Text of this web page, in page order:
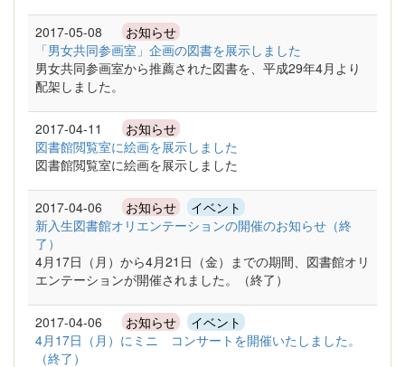
2017-05-08 お知らせ
「男女共同参画室」企画の図書を展示しました
男女共同参画室から推薦された図書を、平成29年4月より
配架しました。
2017-04-11 お知らせ
図書館閲覧室に絵画を展示しました
図書館閲覧室に絵画を展示しました
2017-04-06 お知らせ イベント
新入生図書館オリエンテーションの開催のお知らせ（終
了）
4月17日（月）から4月21日（金）までの期間、図書館オリ
エンテーションが開催されました。（終了）
2017-04-06 お知らせ イベント
4月17日（月）にミニ コンサートを開催いたしました。
（終了）